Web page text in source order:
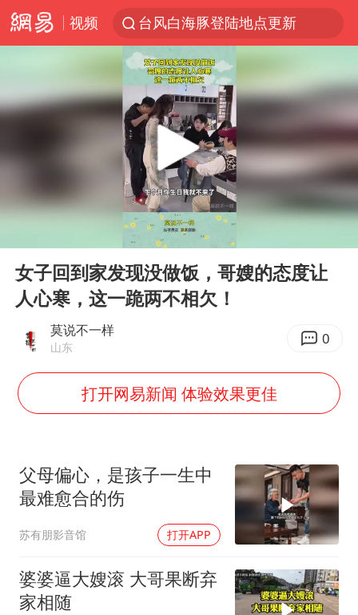
视频
台风白海豚登陆地点更新
看守所辅警收受10万获刑1年
以“新”破局 首发经济点亮城市消费活力
台风白海豚进入48小时警戒线
中方回应是否在太平洋海底开采稀土
台风白海豚影响中国已成定局
佛得角门将亮相智利俱乐部主场
U17国足1分钟轰2球
宇树科技发行价格150.80元/股
五粮液渠道价一箱上涨近百元
24小时不关空调 电费会更低吗
把党建设得更加坚强有力
村民谈“梅姨”：叫的其实是“媒姨”
中国养老床位“三连降”
贵州轮胎子公司获美国退税8136万
郑国霖回应去景区上班被保安拦下
奋进开新局 实干挑大梁
Play
女子回到家发现没做饭，哥嫂的态度让
人心寒，这一跪两不相欠！
莫说不一样
山东 0
打开网易新闻 体验效果更佳
父母偏心，是孩子一生中
最难愈合的伤
苏有朋影音馆 打开APP
婆婆逼大嫂滚 大哥果断弃
家相随